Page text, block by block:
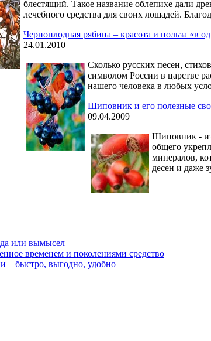
блестящий. Такое название облепихе дали
лечебного средства для своих лошадей.
Черноплодная рябина – красота и польза «в
24.01.2010
Сколько русских песен,
символом России в царстве
нашего человека в любых
Шиповник и его полезные
09.04.2009
Шиповник -
общего
минералов,
десен и даже
или вымысел
временем и поколениями средство
– быстро, выгодно, удобно